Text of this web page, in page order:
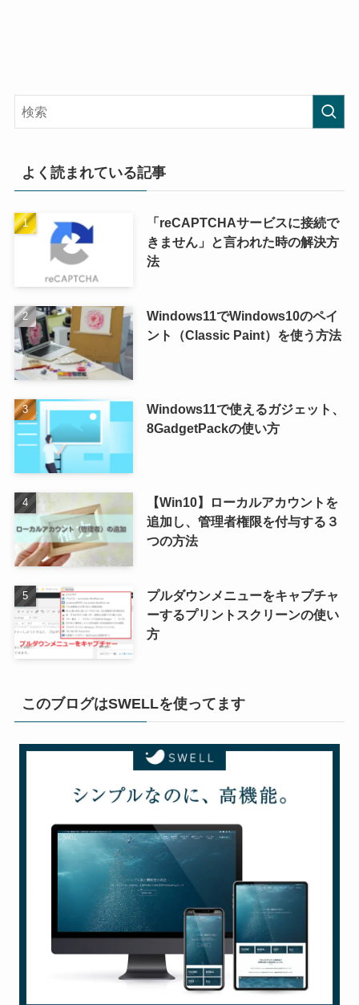
よく読まれている記事
「reCAPTCHAサービスに接続で
きません」と言われた時の解決方
法
Windows11でWindows10のペイ
ント（Classic Paint）を使う方法
Windows11で使えるガジェット、
8GadgetPackの使い方
【Win10】ローカルアカウントを
追加し、管理者権限を付与する３
つの方法
プルダウンメニューをキャプチャ
ーするプリントスクリーンの使い
方
このブログはSWELLを使ってます